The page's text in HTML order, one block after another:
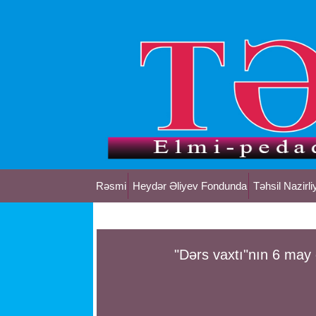
Rəsmi Heydər Əliyev Fondunda Təhsil
"Dərs vaxtı"nın 6 may